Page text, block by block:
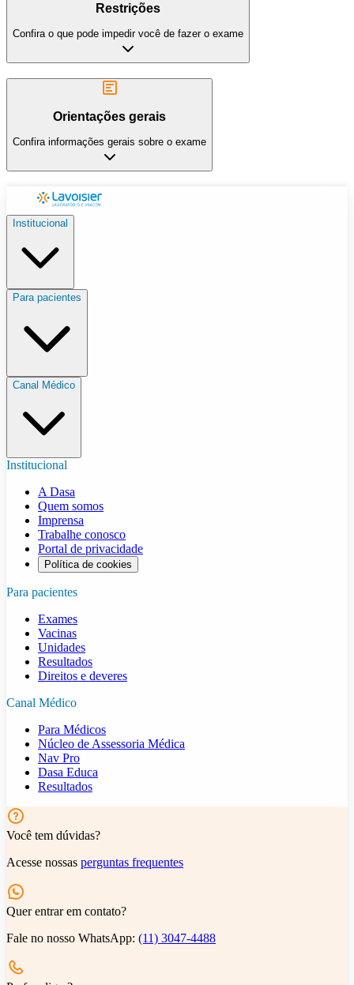
Restrições
Confira o que pode impedir você de fazer o exame
Orientações gerais
Confira informações gerais sobre o exame
Institucional
Para pacientes
Canal Médico
Institucional
A Dasa
Quem somos
Imprensa
Trabalhe conosco
Portal de privacidade
Política de cookies
Para pacientes
Exames
Vacinas
Unidades
Resultados
Direitos e deveres
Canal Médico
Para Médicos
Núcleo de Assessoria Médica
Nav Pro
Dasa Educa
Resultados
Você tem dúvidas?
Acesse nossas perguntas frequentes
Quer entrar em contato?
Fale no nosso WhatsApp: (11) 3047-4488